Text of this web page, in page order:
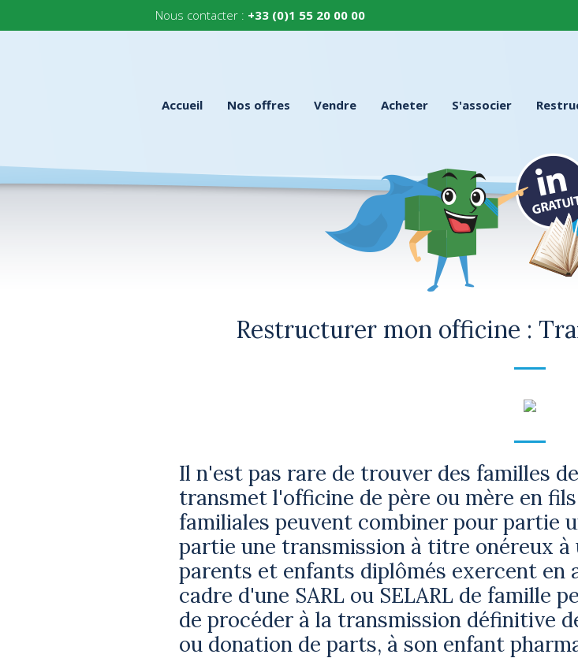
Nous contacter : +33 (0)1 55 20 00 00
Accueil Nos offres Vendre Acheter S'associer
Restructurer mon officine :
Il n'est pas rare de trouver des familles
transmet l'officine de père ou mère en
familiales peuvent combiner pour partie
partie une transmission à titre onéreux à
parents et enfants diplômés exercent en
cadre d'une SARL ou SELARL de famille
de procéder à la transmission définitive
ou donation de parts, à son enfant